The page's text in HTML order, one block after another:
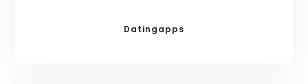
Datingapps